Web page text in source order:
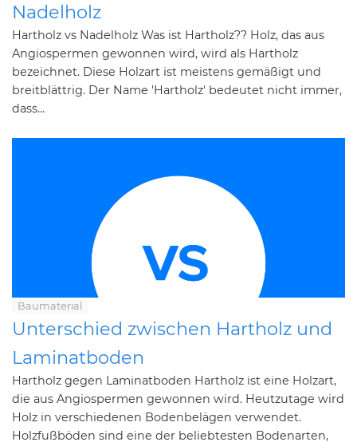
Nadelholz
Hartholz vs Nadelholz Was ist Hartholz?? Holz, das aus
Angiospermen gewonnen wird, wird als Hartholz
bezeichnet. Diese Holzart ist meistens gemäßigt und
breitblättrig. Der Name 'Hartholz' bedeutet nicht immer,
dass...
Baumaterial
Unterschied zwischen Hartholz und
Laminatboden
Hartholz gegen Laminatboden Hartholz ist eine Holzart,
die aus Angiospermen gewonnen wird. Heutzutage wird
Holz in verschiedenen Bodenbelägen verwendet.
Holzfußböden sind eine der beliebtesten Bodenarten,